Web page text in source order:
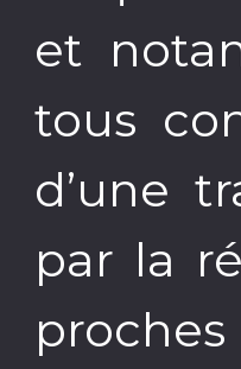
et
tous
d’une
par la